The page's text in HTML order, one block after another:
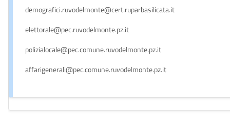
demografici.ruvodelmonte@cert.ruparbasilicata.it
elettorale@pec.ruvodelmonte.pz.it
polizialocale@pec.comune.ruvodelmonte.pz.it
affarigenerali@pec.comune.ruvodelmonte.pz.it